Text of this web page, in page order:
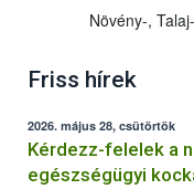
Növény-,
Friss hírek
2026. május 28, csütörtök
Kérdezz-felelek a
egészségügyi